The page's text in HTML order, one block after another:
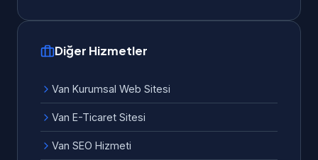
Diğer Hizmetler
Van Kurumsal Web Sitesi
Van E-Ticaret Sitesi
Van SEO Hizmeti